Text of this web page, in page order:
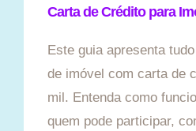
Carta de Crédito para
Este guia apresenta
de imóvel com carta de
mil. Entenda como
quem pode participar,